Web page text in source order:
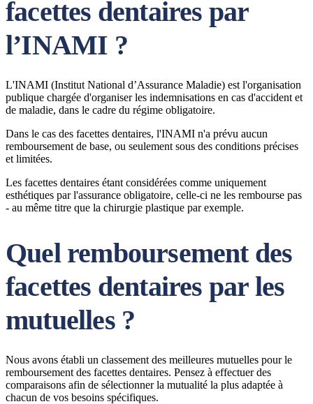
facettes dentaires par
l’INAMI ?
L'INAMI (Institut National d’Assurance Maladie) est l'organisation
publique chargée d'organiser les indemnisations en cas d'accident et
de maladie, dans le cadre du régime obligatoire.
Dans le cas des facettes dentaires, l'INAMI n'a prévu aucun
remboursement de base, ou seulement sous des conditions précises
et limitées.
Les facettes dentaires étant considérées comme uniquement
esthétiques par l'assurance obligatoire, celle-ci ne les rembourse pas
- au même titre que la chirurgie plastique par exemple.
Quel remboursement des
facettes dentaires par les
mutuelles ?
Nous avons établi un classement des meilleures mutuelles pour le
remboursement des facettes dentaires. Pensez à effectuer des
comparaisons afin de sélectionner la mutualité la plus adaptée à
chacun de vos besoins spécifiques.